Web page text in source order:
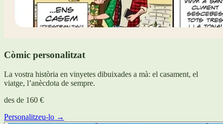
Còmic personalitzat
La vostra història en vinyetes dibuixades a mà: el casament, el
viatge, l’anècdota de sempre.
des de 160 €
Personalitzeu-lo →